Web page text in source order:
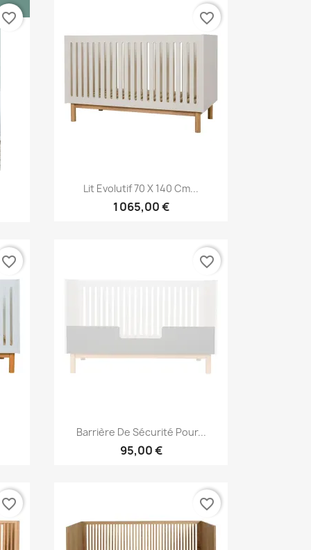
favorite_border
Aperçu rapide
Lit Evolutif 70 X 140 Cm...
1 065,00 €
favorite_border
favorite_border
Aperçu rapide
Barrière De Sécurité Pour...
95,00 €
favorite_border
favorite_border favorite_border